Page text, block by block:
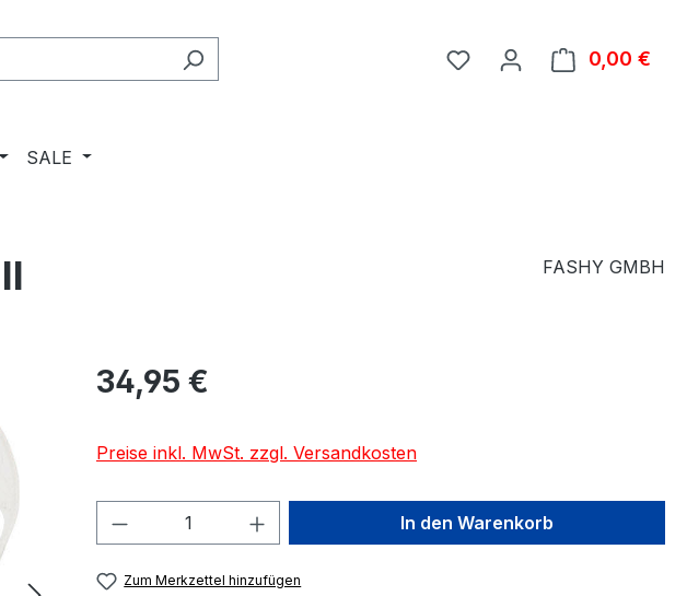
0,00 €
SALE
FASHY GMBH
Regulärer Preis:
34,95 €
Preise inkl. MwSt. zzgl. Versandkosten
Produkt Anzahl: Gib den gewünschten Wert
In den Warenkorb
Zum Merkzettel hinzufügen